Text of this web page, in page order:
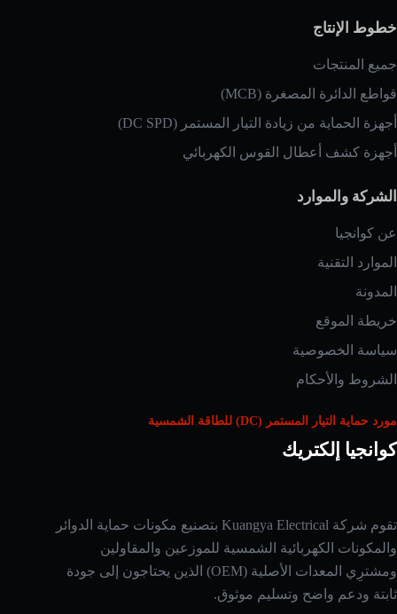
خطوط الإنتاج
جميع المنتجات
قواطع الدائرة المصغرة (MCB)
أجهزة الحماية من زيادة التيار المستمر (DC SPD)
أجهزة كشف أعطال القوس الكهربائي
الشركة والموارد
عن كوانجيا
الموارد التقنية
المدونة
خريطة الموقع
سياسة الخصوصية
الشروط والأحكام
مورد حماية التيار المستمر (DC) للطاقة الشمسية
كوانجيا إلكتريك
تقوم شركة Kuangya Electrical بتصنيع مكونات حماية الدوائر
والمكونات الكهربائية الشمسية للموزعين والمقاولين
ومشترِي المعدات الأصلية (OEM) الذين يحتاجون إلى جودة
ثابتة ودعم واضح وتسليم موثوق.
Korean
Japanese
Russian